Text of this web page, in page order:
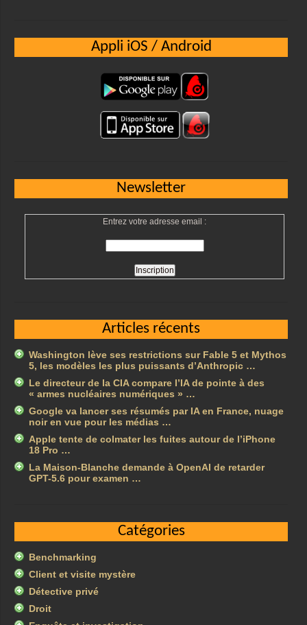
Appli iOS / Android
Newsletter
Entrez votre adresse email :
Articles récents
Washington lève ses restrictions sur Fable 5 et Mythos
5, les modèles les plus puissants d’Anthropic …
Le directeur de la CIA compare l’IA de pointe à des
« armes nucléaires numériques » …
Google va lancer ses résumés par IA en France, nuage
noir en vue pour les médias …
Apple tente de colmater les fuites autour de l’iPhone
18 Pro …
La Maison-Blanche demande à OpenAI de retarder
GPT-5.6 pour examen …
Catégories
Benchmarking
Client et visite mystère
Détective privé
Droit